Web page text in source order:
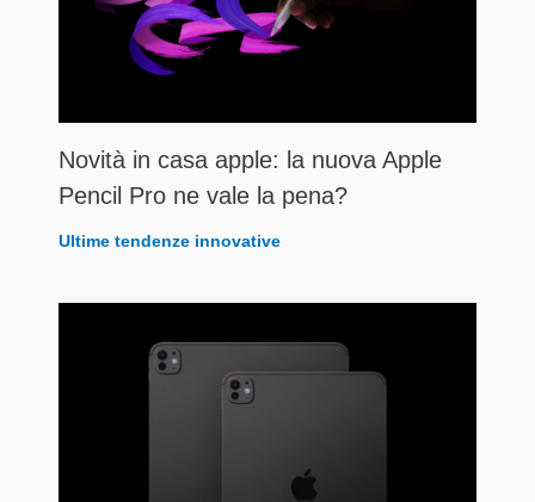
Novità in casa apple: la nuova Apple
Pencil Pro ne vale la pena?
Ultime tendenze innovative